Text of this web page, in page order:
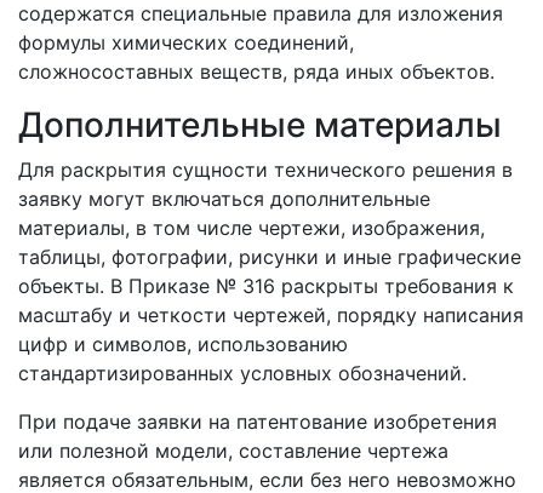
содержатся специальные правила для изложения
формулы химических соединений,
сложносоставных веществ, ряда иных объектов.
Дополнительные материалы
Для раскрытия сущности технического решения в
заявку могут включаться дополнительные
материалы, в том числе чертежи, изображения,
таблицы, фотографии, рисунки и иные графические
объекты. В Приказе № 316 раскрыты требования к
масштабу и четкости чертежей, порядку написания
цифр и символов, использованию
стандартизированных условных обозначений.
При подаче заявки на патентование изобретения
или полезной модели, составление чертежа
является обязательным, если без него невозможно